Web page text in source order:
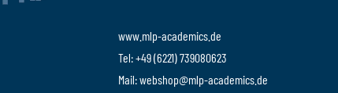
www.mlp-academics.de
Tel: +49 (6221) 739080623
Mail: webshop@mlp-academics.de